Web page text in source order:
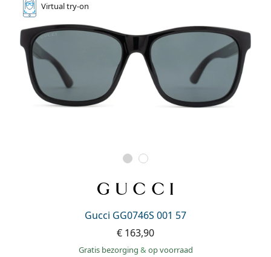
Virtualtry-on
Gucci GG0746S 001 57
€ 163,90
Gratis bezorging & op voorraad